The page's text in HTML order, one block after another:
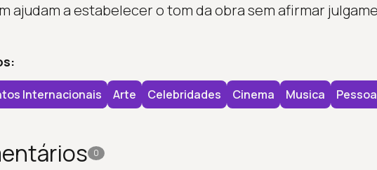
ajudam a estabelecer o tom da obra sem afirmar
Internacionais Arte Celebridades Cinema Musica
0